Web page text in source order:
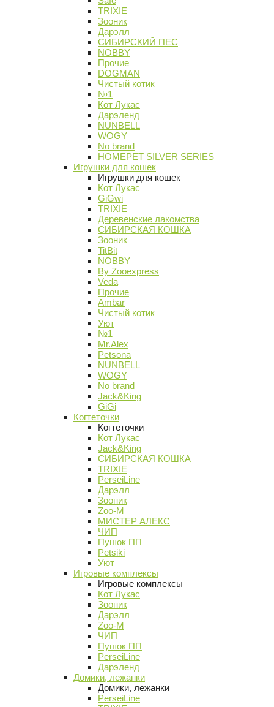
TRIXIE
Зооник
Дарэлл
СИБИРСКИЙ ПЕС
NOBBY
Прочие
DOGMAN
Чистый котик
№1
Кот Лукас
Дарэленд
NUNBELL
WOGY
No brand
HOMEPET SILVER SERIES
Игрушки для кошек
Игрушки для кошек
Кот Лукас
GiGwi
TRIXIE
Деревенские лакомства
СИБИРСКАЯ КОШКА
Зооник
TitBit
NOBBY
By Zooexpress
Veda
Прочие
Ambar
Чистый котик
Уют
№1
Mr.Alex
Petsona
NUNBELL
WOGY
No brand
Jack&King
GiGi
Когтеточки
Когтеточки
Кот Лукас
Jack&King
СИБИРСКАЯ КОШКА
TRIXIE
PerseiLine
Дарэлл
Зооник
Zoo-M
МИСТЕР АЛЕКС
ЧИП
Пушок ПП
Petsiki
Уют
Игровые комплексы
Игровые комплексы
Кот Лукас
Зооник
Дарэлл
Zoo-M
ЧИП
Пушок ПП
PerseiLine
Дарэленд
Домики, лежанки
Домики, лежанки
PerseiLine